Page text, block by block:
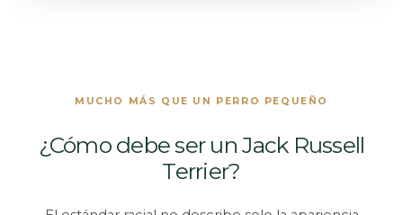
MUCHO MÁS QUE UN PERRO PEQUEÑO
¿Cómo debe ser un Jack Russell
Terrier?